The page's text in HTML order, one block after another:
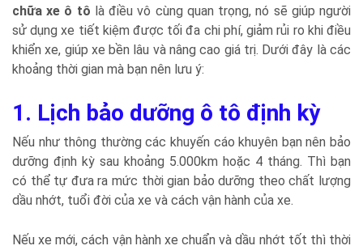
chữa xe ô tô là điều vô cùng quan trọng, nó sẽ giúp người
sử dụng xe tiết kiệm được tối đa chi phí, giảm rủi ro khi điều
khiển xe, giúp xe bền lâu và nâng cao giá trị. Dưới đây là các
khoảng thời gian mà bạn nên lưu ý:
1. Lịch bảo dưỡng ô tô định kỳ
Nếu như thông thường các khuyến cáo khuyên bạn nên bảo
dưỡng định kỳ sau khoảng 5.000km hoặc 4 tháng. Thì bạn
có thể tự đưa ra mức thời gian bảo dưỡng theo chất lượng
dầu nhớt, tuổi đời của xe và cách vận hành của xe.
Nếu xe mới, cách vận hành xe chuẩn và dầu nhớt tốt thì thời